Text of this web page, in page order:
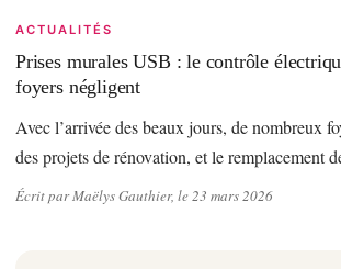
ACTUALITÉS
Prises murales USB : le contrôle
foyers négligent
Avec l’arrivée des beaux jours, de nombreux
des projets de rénovation, et le remplacement
Écrit par Maëlys Gauthier, le 23 mars 2026